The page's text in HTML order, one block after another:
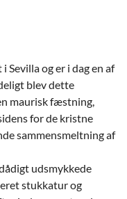
Sevilla og er i dag en af
blev dette
maurisk fæstning,
for de kristne
sammensmeltning af
udsmykkede
stukkatur og